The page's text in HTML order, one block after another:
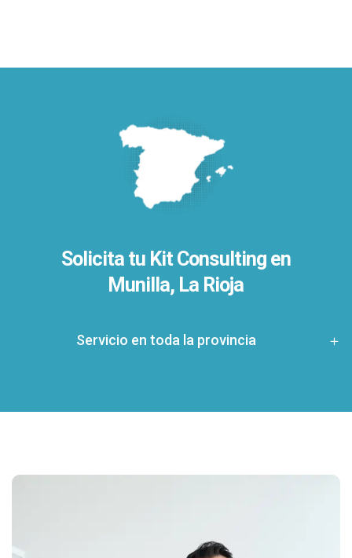
Solicita tu Kit Consulting en
Munilla, La Rioja
Servicio en toda la provincia